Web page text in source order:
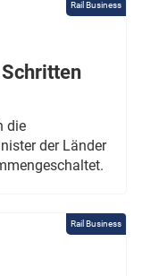
Rail Business
die
der Länder
Rail Business